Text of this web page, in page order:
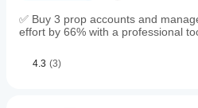
leg
and
limits
elements
✅ Buy 3 prop accounts and
effort by 66% with a professional
4.3 (3)